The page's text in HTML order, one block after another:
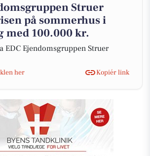
Struer
på sommerhus i
med 100.000 kr.
EDC Ejen­doms­grup­pen Struer
her Kopiér link